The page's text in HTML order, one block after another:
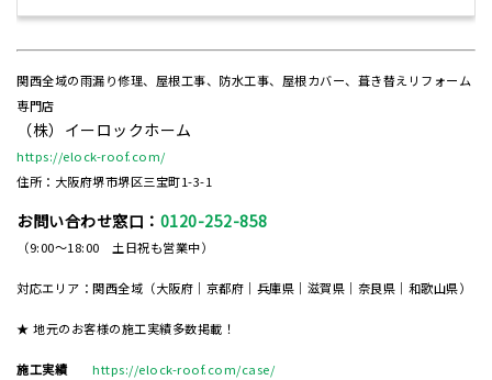
関西全域の雨漏り修理、屋根工事、防水工事、屋根カバー、葺き替えリフォーム
専門店
（株）イーロックホーム
https://elock-roof.com/
住所：大阪府堺市堺区三宝町1-3-1
お問い合わせ窓口： 0120-252-858
（9:00～18:00 土日祝も営業中）
対応エリア：関西全域（大阪府｜京都府｜兵庫県｜滋賀県｜奈良県｜和歌山県）
★ 地元のお客様の施工実績多数掲載！
施工実績
https://elock-roof.com/case/